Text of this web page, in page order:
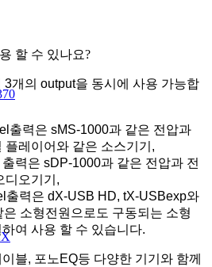
할 수 있나요?
개의 output을 동시에 사용 가능합
출력은 sMS-1000과 같은 전압과
플레이어와 같은 소스기기,
력은 sDP-1000과 같은 전압과 전
디오기기,
출력은 dX-USB HD, tX-USBexp와
소형전원으로도 구동되는 소형
여 사용 할 수 있습니다.
블, 포노EQ등 다양한 기기와 함께